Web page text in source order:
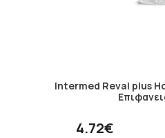
Intermed Reval plus
4.72€